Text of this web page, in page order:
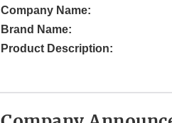
Company Name:
Brand Name:
Product Description: